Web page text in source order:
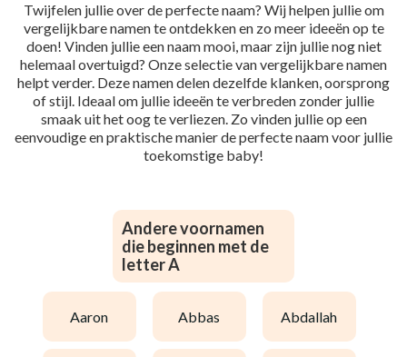
Twijfelen jullie over de perfecte naam? Wij helpen jullie om
vergelijkbare namen te ontdekken en zo meer ideeën op te
doen! Vinden jullie een naam mooi, maar zijn jullie nog niet
helemaal overtuigd? Onze selectie van vergelijkbare namen
helpt verder. Deze namen delen dezelfde klanken, oorsprong
of stijl. Ideaal om jullie ideeën te verbreden zonder jullie
smaak uit het oog te verliezen. Zo vinden jullie op een
eenvoudige en praktische manier de perfecte naam voor jullie
toekomstige baby!
Andere voornamen
die beginnen met de
letter A
aaron abbas abdallah